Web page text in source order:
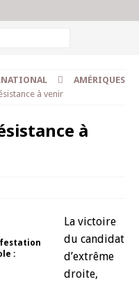
AMÉRIQUES
à venir
à
:
La victoire
du candidat
d’extrême
droite,